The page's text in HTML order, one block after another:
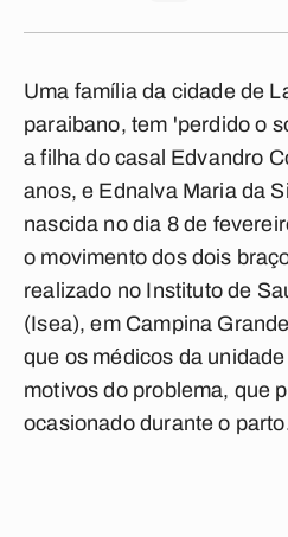
Uma família da cidade de
paraibano, tem 'perdido o
a filha do casal Edvandro
anos, e Ednalva Maria da
nascida no dia 8 de
o movimento dos dois
realizado no Instituto de
(Isea), em Campina
que os médicos da
motivos do problema, que
ocasionado durante o